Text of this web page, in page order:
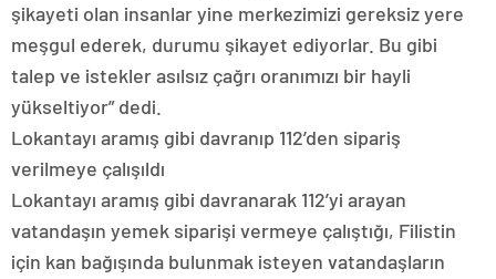
şikayeti olan insanlar yine merkezimizi gereksiz yere
meşgul ederek, durumu şikayet ediyorlar. Bu gibi
talep ve istekler asılsız çağrı oranımızı bir hayli
yükseltiyor” dedi.
Lokantayı aramış gibi davranıp 112’den sipariş
verilmeye çalışıldı
Lokantayı aramış gibi davranarak 112’yi arayan
vatandaşın yemek siparişi vermeye çalıştığı, Filistin
için kan bağışında bulunmak isteyen vatandaşların